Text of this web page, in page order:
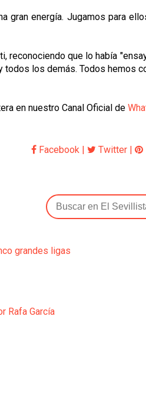
gran energía. Jugamos para
reconociendo que lo había
todos los demás. Todos hemos
en nuestro Canal Oficial de
Facebook | Twitter |
grandes ligas
Rafa García